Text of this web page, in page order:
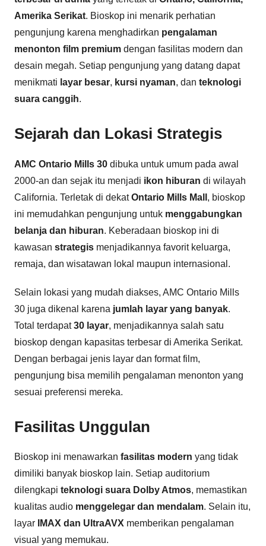
Amerika Serikat. Bioskop ini menarik perhatian
pengunjung karena menghadirkan pengalaman
menonton film premium dengan fasilitas modern dan
desain megah. Setiap pengunjung yang datang dapat
menikmati layar besar, kursi nyaman, dan teknologi
suara canggih.
Sejarah dan Lokasi Strategis
AMC Ontario Mills 30 dibuka untuk umum pada awal
2000-an dan sejak itu menjadi ikon hiburan di wilayah
California. Terletak di dekatOntario Mills Mall , bioskop
ini memudahkan pengunjung untuk menggabungkan
belanja dan hiburan. Keberadaan bioskop ini di
kawasan strategis menjadikannya favorit keluarga,
remaja, dan wisatawan lokal maupun internasional.
Selain lokasi yang mudah diakses, AMC Ontario Mills
30 juga dikenal karena jumlah layar yang banyak.
Total terdapat30 layar, menjadikannya salah satu
bioskop dengan kapasitas terbesar di Amerika Serikat.
Dengan berbagai jenis layar dan format film,
pengunjung bisa memilih pengalaman menonton yang
sesuai preferensi mereka.
Fasilitas Unggulan
Bioskop ini menawarkan fasilitas modern yang tidak
dimiliki banyak bioskop lain. Setiap auditorium
dilengkapi teknologi suara Dolby Atmos, memastikan
kualitas audio menggelegar dan mendalam. Selain itu,
layar
IMAX dan UltraAVX memberikan pengalaman
visual yang memukau.